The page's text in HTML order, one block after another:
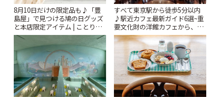
8月10日だけの限定品も♪「豊
島屋」で見つける鳩の日グッズ
と本店限定アイテム | ことりっ
ぷ
すべて東京駅から徒歩5分以内
♪駅近カフェ最新ガイド6選~重
要文化財の洋館カフェから、改
札すぐのレトロ喫茶まで~ | こと
りっぷ